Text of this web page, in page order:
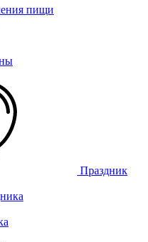
пищи
Праздник